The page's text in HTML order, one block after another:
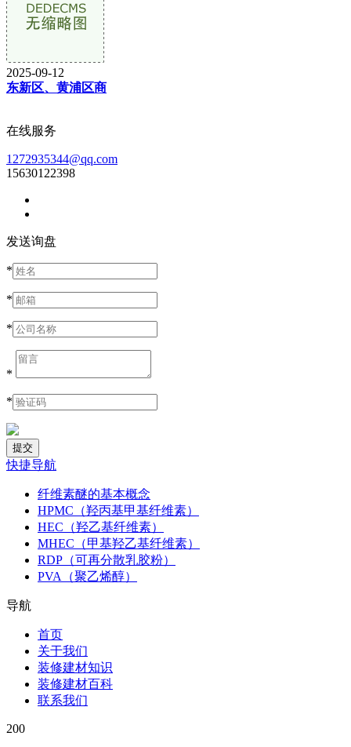
2025-09-12
东新区、黄浦区商
在线服务
1272935344@qq.com
15630122398
发送询盘
*
*
*
*
*
快捷导航
纤维素醚的基本概念
HPMC（羟丙基甲基纤维素）
HEC（羟乙基纤维素）
MHEC（甲基羟乙基纤维素）
RDP（可再分散乳胶粉）
PVA（聚乙烯醇）
导航
首页
关于我们
装修建材知识
装修建材百科
联系我们
200